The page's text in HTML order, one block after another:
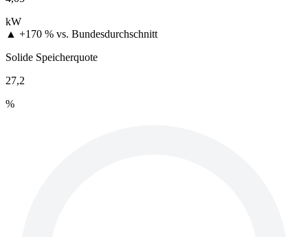
kW
▲ +170 % vs. Bundesdurchschnitt
Solide Speicherquote
27,2
%